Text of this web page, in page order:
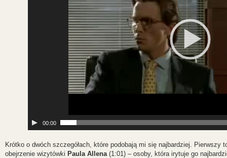
00:00
Krótko o dwóch szczegółach, które podobają mi się najbardziej. Pierwszy
obejrzenie wizytówki Paula Allena(1:01) – osoby, która irytuje go